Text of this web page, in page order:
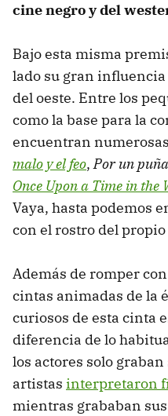
cine negroy del
Bajo esta misma
lado su gran
del oeste. Entre los
como la base para la
encuentran
malo y el feo,Por un
Once Upon a Time in the
Vaya, hasta podemos
con el rostro del propio
Además de romper
cintas animadas de la
curiosos de esta cinta
diferencia de lo
los actores solo
artistas interpretaron
mientras grababan